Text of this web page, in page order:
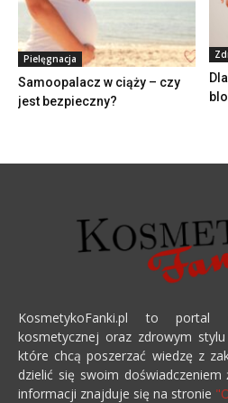
Pielęgnacja
Samoopalacz w ciąży – czy
jest bezpieczny?
KosmetykoFanki.pl to
kosmetycznej oraz zdrowym
które chcą poszerzać wiedzę z
dzielić się swoim
informacji znajduje się na stronie